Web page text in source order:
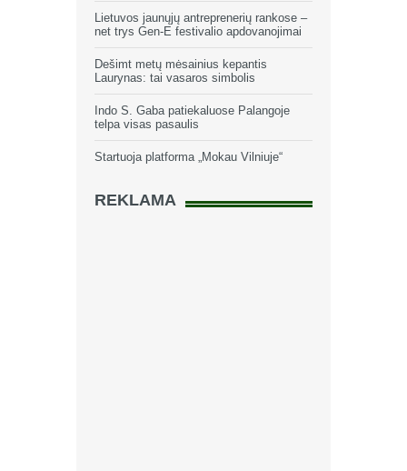
Lietuvos jaunųjų antreprenerių rankose –
net trys Gen-E festivalio apdovanojimai
Dešimt metų mėsainius kepantis
Laurynas: tai vasaros simbolis
Indo S. Gaba patiekaluose Palangoje
telpa visas pasaulis
Startuoja platforma „Mokau Vilniuje“
REKLAMA